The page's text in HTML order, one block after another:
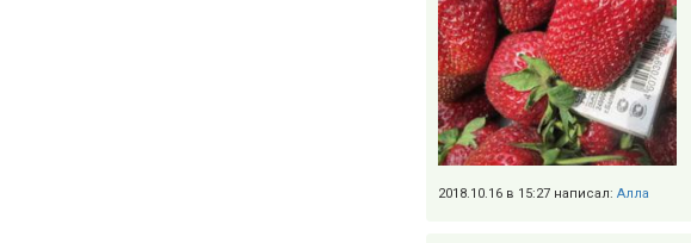
2018.10.16 в 15:27 написал: Алла